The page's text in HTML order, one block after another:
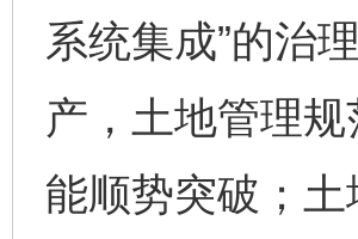
系统集成”的治
产，土地管理
能顺势突破；